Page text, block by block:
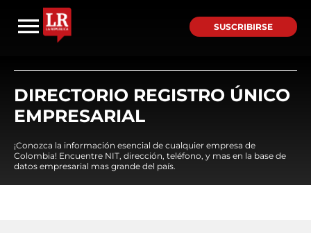
SUSCRIBIRSE
DIRECTORIO REGISTRO ÚNICO
EMPRESARIAL
¡Conozca la información esencial de cualquier empresa de
Colombia! Encuentre NIT, dirección, teléfono, y mas en la base de
datos empresarial mas grande del país.